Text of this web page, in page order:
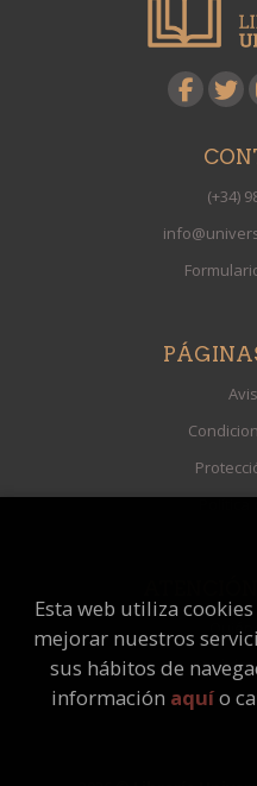
(+34)
Política
Esta web utiliza
mejorar nuestros
sus hábitos de
información aquío